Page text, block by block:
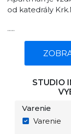
od katedrály
.....
STUDIO
Varenie
Varenie